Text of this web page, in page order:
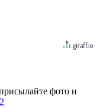
фото и